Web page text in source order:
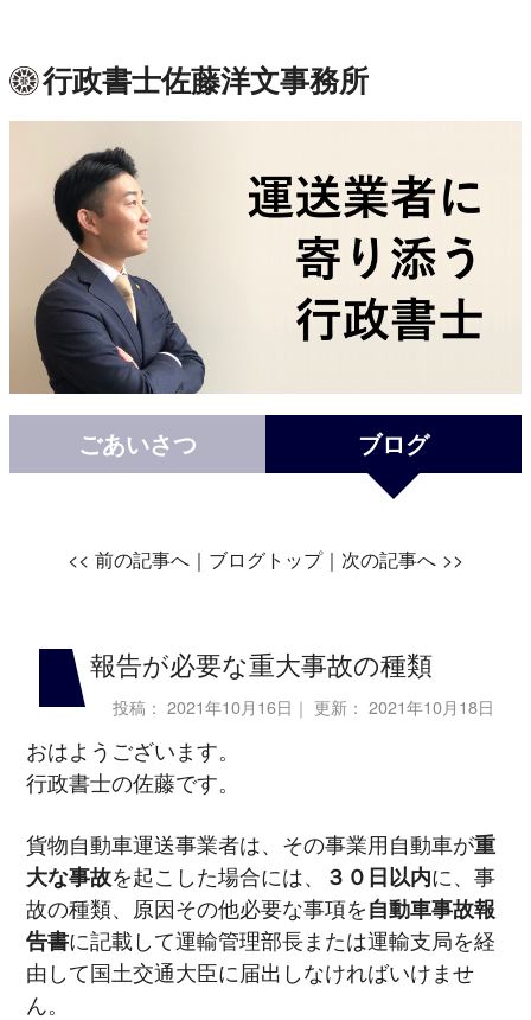
行政書士佐藤洋文事務所
ごあいさつ ブログ
<< 前の記事へ｜ ブログトップ｜次の記事へ >>
報告が必要な重大事故の種類
投稿： 2021年10月16日 ｜ 更新： 2021年10月18日
おはようございます。
行政書士の佐藤です。
貨物自動車運送事業者は、その事業用自動車が重
大な事故を起こした場合には、 ３０日以内に、事
故の種類、原因その他必要な事項を 自動車事故報
告書に記載して運輸管理部長または運輸支局を経
由して国土交通大臣に届出しなければいけませ
ん。